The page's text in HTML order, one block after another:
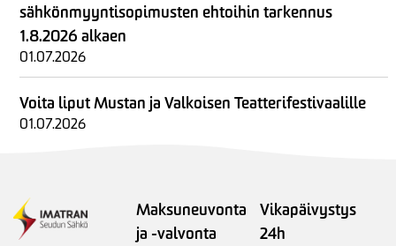
sähkönmyyntisopimusten ehtoihin tarkennus
1.8.2026 alkaen
01.07.2026
Voita liput Mustan ja Valkoisen Teatterifestivaalille
01.07.2026
Maksuneuvonta
ja -valvonta
Vikapäivystys
24h